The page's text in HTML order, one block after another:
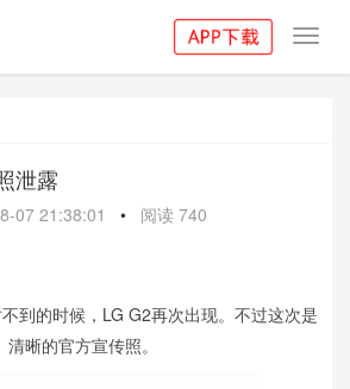
泄露
07 21:38:01 • 阅读 740
到的时候，LG G2再次出现。不过这次是
清晰的官方宣传照。